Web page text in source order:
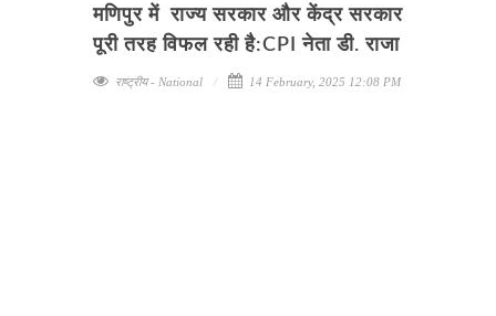
मणिपुर में राज्य सरकार और केंद्र सरकार
पूरी तरह विफल रही है:CPI नेता डी. राजा
राष्ट्रीय - National 14 February, 2025 12:08 PM